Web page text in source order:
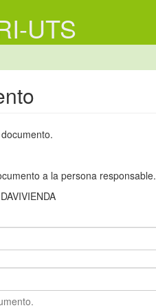
UTS
a la persona responsable.